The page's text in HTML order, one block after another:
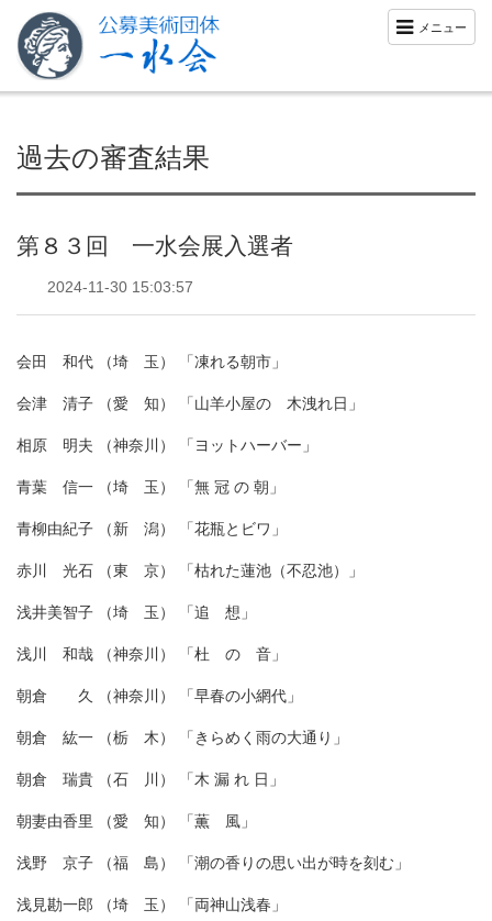
メニュー
過去の審査結果
第８３回 一水会展入選者
2024-11-30 15:03:57
会田 和代 （埼 玉） 「凍れる朝市」
会津 清子 （愛 知） 「山羊小屋の 木洩れ日」
相原 明夫 （神奈川） 「ヨットハーバー」
青葉 信一 （埼 玉） 「無 冠 の 朝」
青柳由紀子 （新 潟） 「花瓶とビワ」
赤川 光石 （東 京） 「枯れた蓮池（不忍池）」
浅井美智子 （埼 玉） 「追 想」
浅川 和哉 （神奈川） 「杜 の 音」
朝倉 久 （神奈川） 「早春の小網代」
朝倉 紘一 （栃 木） 「きらめく雨の大通り」
朝倉 瑞貴 （石 川） 「木 漏 れ 日」
朝妻由香里 （愛 知） 「薫 風」
浅野 京子 （福 島） 「潮の香りの思い出が時を刻む」
浅見勘一郎 （埼 玉） 「両神山浅春」